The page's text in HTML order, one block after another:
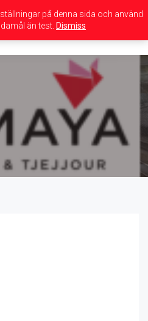
på denna sida och använd
än test. Dismiss